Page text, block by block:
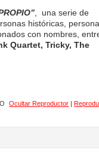
, una serie de
históricas,
con nombres,
Quartet, Tricky, The
Ocultar Reproductor |